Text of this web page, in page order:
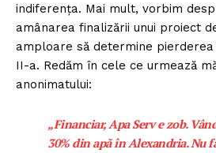
indiferența. Mai mult, vorbim
amânarea finalizării unui proiect
amploare să determine
II-a. Redăm în cele ce urmează
anonimatului:
„Financiar, Apa Serv e zob.
30% din apă în Alexandria. Nu